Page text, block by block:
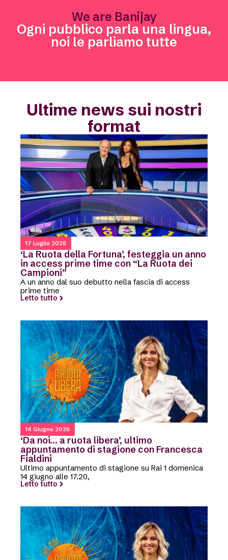
We are Banijay
Ogni pubblico parla una lingua,
noi le parliamo tutte
Ultime news sui nostri
format
17 Luglio 2026
‘La Ruota della Fortuna’, festeggia un anno
in access prime time con “La Ruota dei
Campioni”
A un anno dal suo debutto nella fascia di access
prime time
Letto tutto
14 Giugno 2026
‘Da noi… a ruota libera’, ultimo
appuntamento di stagione con Francesca
Fialdini
Ultimo appuntamento di stagione su Rai 1 domenica
14 giugno alle 17.20,
Letto tutto